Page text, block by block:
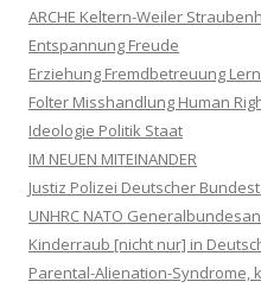
ARCHE Keltern-Weiler
Entspannung Freude
Erziehung Fremdbetreuung
Folter Misshandlung Human
Ideologie Politik Staat
IM NEUEN MITEINANDER
Justiz Polizei Deutscher
UNHRC NATO
Kinderraub [nicht nur] in
Parental-Alienation-Syndrome,